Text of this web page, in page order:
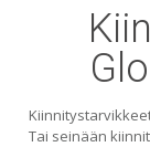
Tai seinään